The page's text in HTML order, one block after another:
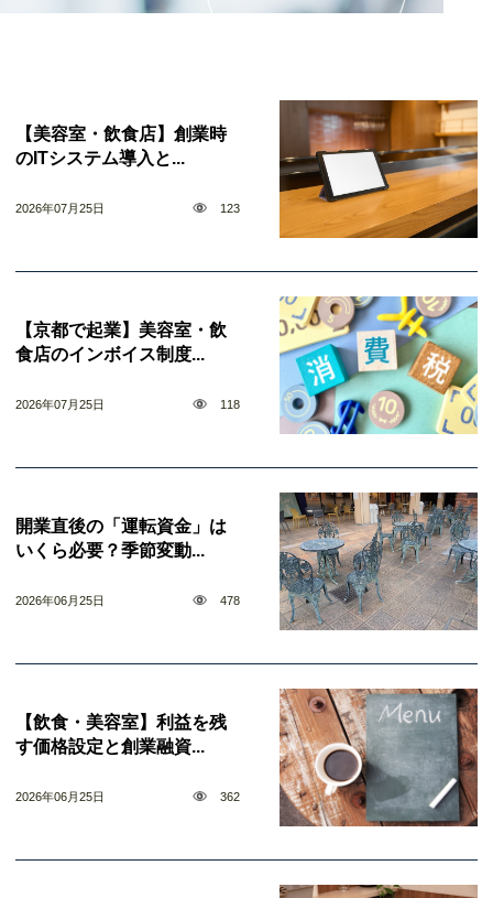
【美容室・飲食店】創業時
のITシステム導入と...
2026年07月25日 123
【京都で起業】美容室・飲
食店のインボイス制度...
2026年07月25日 118
開業直後の「運転資金」は
いくら必要？季節変動...
2026年06月25日 478
【飲食・美容室】利益を残
す価格設定と創業融資...
2026年06月25日 362